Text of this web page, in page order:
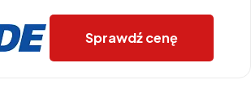
Sprawdź cenę